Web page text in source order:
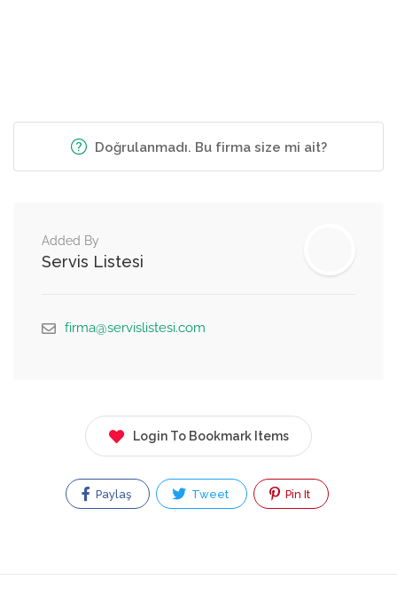
Doğrulanmadı. Bu firma size mi ait?
Added By
Servis Listesi
firma@servislistesi.com
Login To Bookmark Items
Paylaş Tweet Pin It